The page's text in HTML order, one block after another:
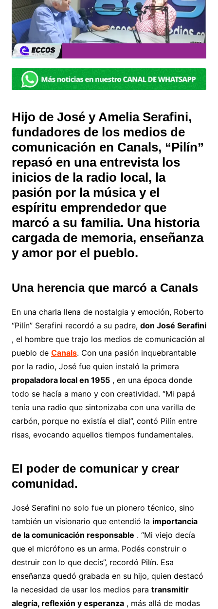
Hijo de José y Amelia Serafini,
fundadores de los medios de
comunicación en Canals, “Pilín”
repasó en una entrevista los
inicios de la radio local, la
pasión por la música y el
espíritu emprendedor que
marcó a su familia. Una historia
cargada de memoria, enseñanza
y amor por el pueblo.
Una herencia que marcó a Canals
En una charla llena de nostalgia y emoción, Roberto
“Pilín” Serafini recordó a su padre, don José Serafini
, el hombre que trajo los medios de comunicación al
pueblo de Canals. Con una pasión inquebrantable
por la radio, José fue quien instaló la primera
propaladora local en 1955, en una época donde
todo se hacía a mano y con creatividad. “Mi papá
tenía una radio que sintonizaba con una varilla de
carbón, porque no existía el dial”, contó Pilín entre
risas, evocando aquellos tiempos fundamentales.
El poder de comunicar y crear
comunidad.
José Serafini no solo fue un pionero técnico, sino
también un visionario que entendió la importancia
de la comunicación responsable . “Mi viejo decía
que el micrófono es un arma. Podés construir o
destruir con lo que decís”, recordó Pilín. Esa
enseñanza quedó grabada en su hijo, quien destacó
la necesidad de usar los medios para transmitir
alegría, reflexión y esperanza, más allá de modas